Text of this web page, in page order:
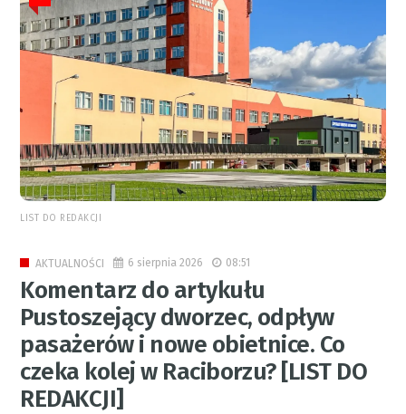
LIST DO REDAKCJI
AKTUALNOŚCI 6 sierpnia 2026 08:51
Komentarz do artykułu
Pustoszejący dworzec, odpływ
pasażerów i nowe obietnice. Co
czeka kolej w Raciborzu? [LIST DO
REDAKCJI]